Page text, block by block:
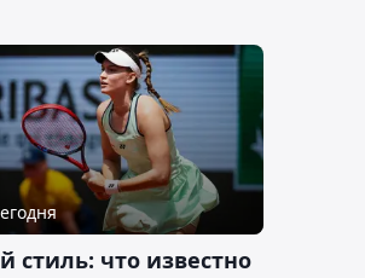
стиль: что известно